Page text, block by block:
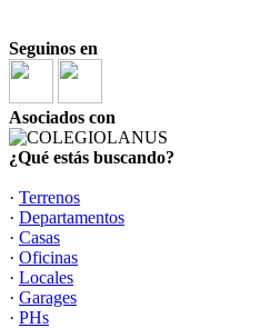
Seguinos en
Asociados con
¿Qué estás buscando?
· Terrenos
· Departamentos
· Casas
· Oficinas
· Locales
· Garages
· PHs